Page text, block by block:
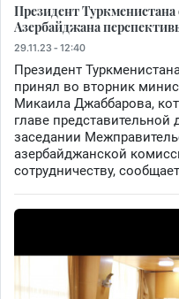
Президент
Азербайджана
29.11.23 - 12:40
Президент
принял во вторник
Микаила Джаббарова,
главе представительной
заседании
азербайджанской
сотрудничеству,